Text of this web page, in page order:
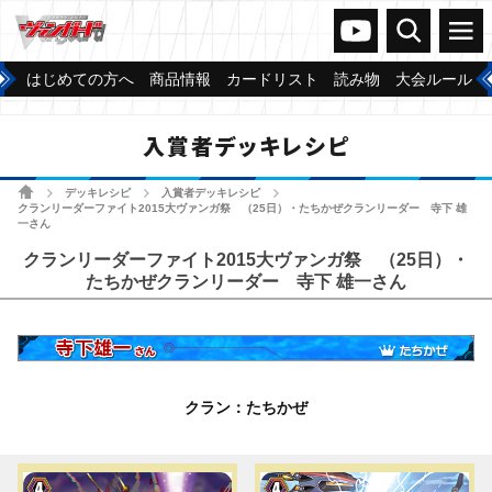
ヴァンガードch
検索 メニュー
はじめての方へ 商品情報 カードリスト 読み物 大会ルール
入賞者デッキレシピ
ホームデッキレシピ 入賞者デッキレシピ
クランリーダーファイト2015大ヴァンガ祭 （25日）・たちかぜクランリーダー 寺下 雄
一さん
クランリーダーファイト2015大ヴァンガ祭 （25日）・
たちかぜクランリーダー 寺下 雄一さん
クラン：たちかぜ